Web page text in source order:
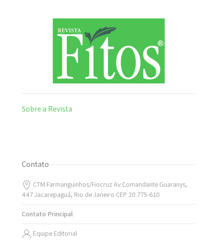
Sobre a Revista
Contato
CTM Farmanguinhos/Fiocruz Av.Comandante Guaranys,
447 Jacarepaguá, Rio de Janeiro CEP 20.775-610
Contato Principal
Equipe Editorial